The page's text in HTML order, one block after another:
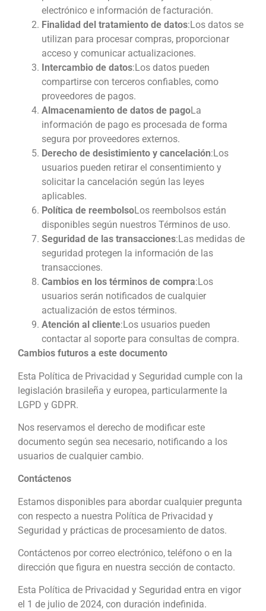
electrónico e información de facturación.
Finalidad del tratamiento de datos:Los datos se
utilizan para procesar compras, proporcionar
acceso y comunicar actualizaciones.
Intercambio de datos:Los datos pueden
compartirse con terceros confiables, como
proveedores de pagos.
Almacenamiento de datos de pagoLa
información de pago es procesada de forma
segura por proveedores externos.
Derecho de desistimiento y cancelación:Los
usuarios pueden retirar el consentimiento y
solicitar la cancelación según las leyes
aplicables.
Política de reembolsoLos reembolsos están
disponibles según nuestros Términos de uso.
Seguridad de las transacciones:Las medidas de
seguridad protegen la información de las
transacciones.
Cambios en los términos de compra:Los
usuarios serán notificados de cualquier
actualización de estos términos.
Atención al cliente:Los usuarios pueden
contactar al soporte para consultas de compra.
Cambios futuros a este documento
Esta Política de Privacidad y Seguridad cumple con la
legislación brasileña y europea, particularmente la
LGPD y GDPR.
Nos reservamos el derecho de modificar este
documento según sea necesario, notificando a los
usuarios de cualquier cambio.
Contáctenos
Estamos disponibles para abordar cualquier pregunta
con respecto a nuestra Política de Privacidad y
Seguridad y prácticas de procesamiento de datos.
Contáctenos por correo electrónico, teléfono o en la
dirección que figura en nuestra sección de contacto.
Esta Política de Privacidad y Seguridad entra en vigor
el 1 de julio de 2024, con duración indefinida.